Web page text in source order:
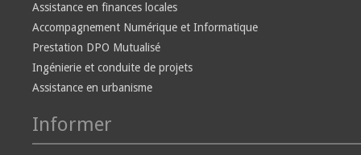
Assistance en finances locales
Accompagnement Numérique et Informatique
Prestation DPO Mutualisé
Ingénierie et conduite de projets
Assistance en urbanisme
Informer